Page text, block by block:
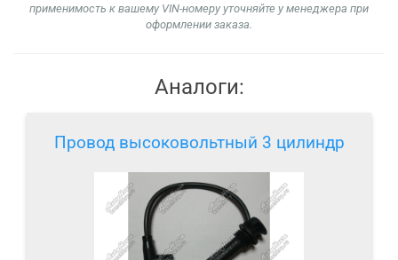
применимость к вашему VIN-номеру уточняйте у менеджера при
оформлении заказа.
Аналоги:
Провод высоковольтный 3 цилиндр